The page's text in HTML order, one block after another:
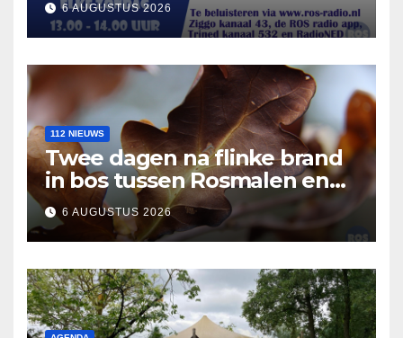
6 AUGUSTUS 2026
112 NIEUWS
Twee dagen na flinke brand
in bos tussen Rosmalen en
Nuland
6 AUGUSTUS 2026